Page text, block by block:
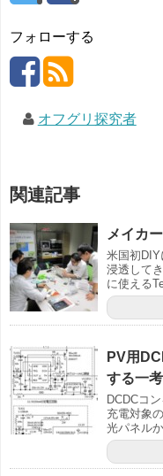
フォローする
オフグリ探究者
関連記事
メイカ
米国初DIY
浸透して
に使える
PV用
する一
DCDCコ
充電対象
光パネル